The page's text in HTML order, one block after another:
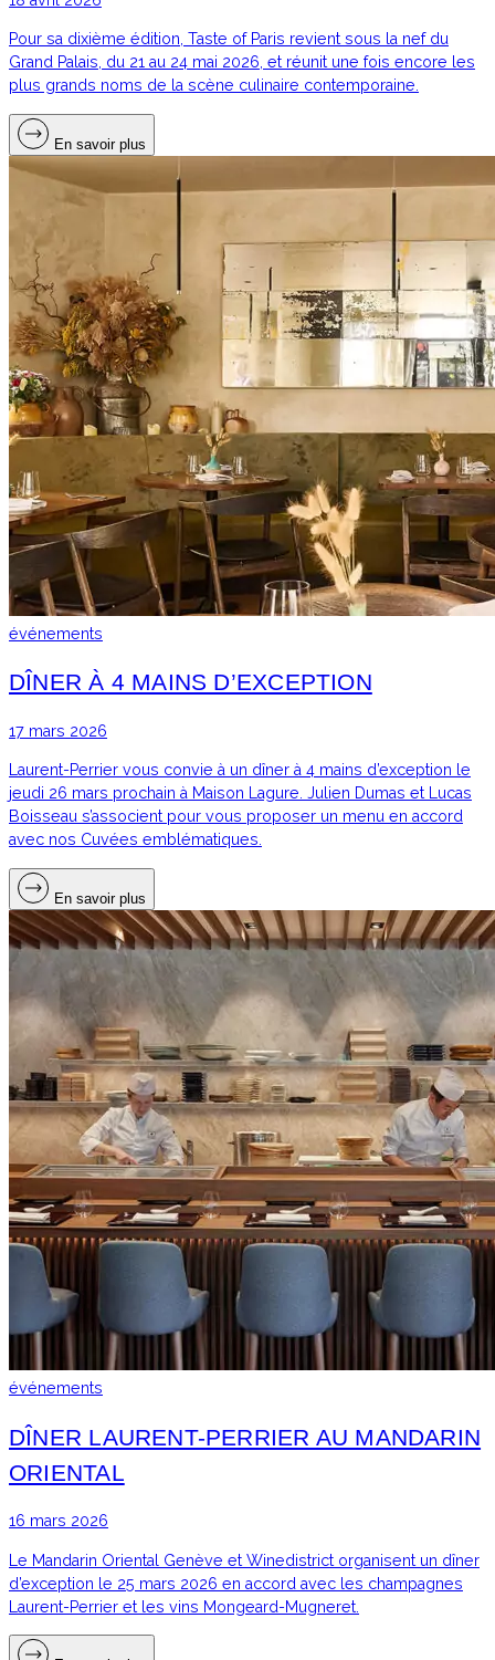
Pour sa dixième édition, Taste of Paris revient sous la nef du
Grand Palais, du 21 au 24 mai 2026, et réunit une fois encore les
plus grands noms de la scène culinaire contemporaine.
En savoir plus
événements
DÎNER À 4 MAINS D’EXCEPTION
17 mars 2026
Laurent-Perrier vous convie à un dîner à 4 mains d’exception le
jeudi 26 mars prochain à Maison Lagure. Julien Dumas et Lucas
Boisseau s’associent pour vous proposer un menu en accord
avec nos Cuvées emblématiques.
En savoir plus
événements
DÎNER LAURENT-PERRIER AU MANDARIN
ORIENTAL
16 mars 2026
Le Mandarin Oriental Genève et Winedistrict organisent un dîner
d’exception le 25 mars 2026 en accord avec les champagnes
Laurent-Perrier et les vins Mongeard-Mugneret.